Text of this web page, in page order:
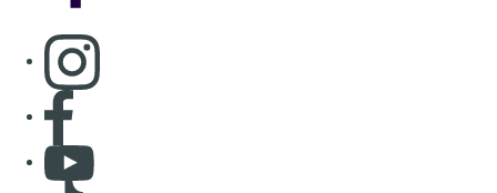
Consulter page Instagram
Consulter page Facebook
Consulter Youtube